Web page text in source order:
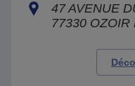
47 AVENUE
77330 OZOIR